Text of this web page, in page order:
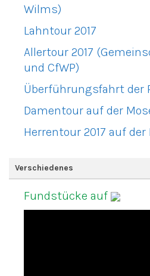
Wilms)
Lahntour 2017
Allertour 2017
und CfWP)
Überführungsfahrt der
Damentour auf der
Herrentour 2017 auf der
Verschiedenes
Fundstücke auf